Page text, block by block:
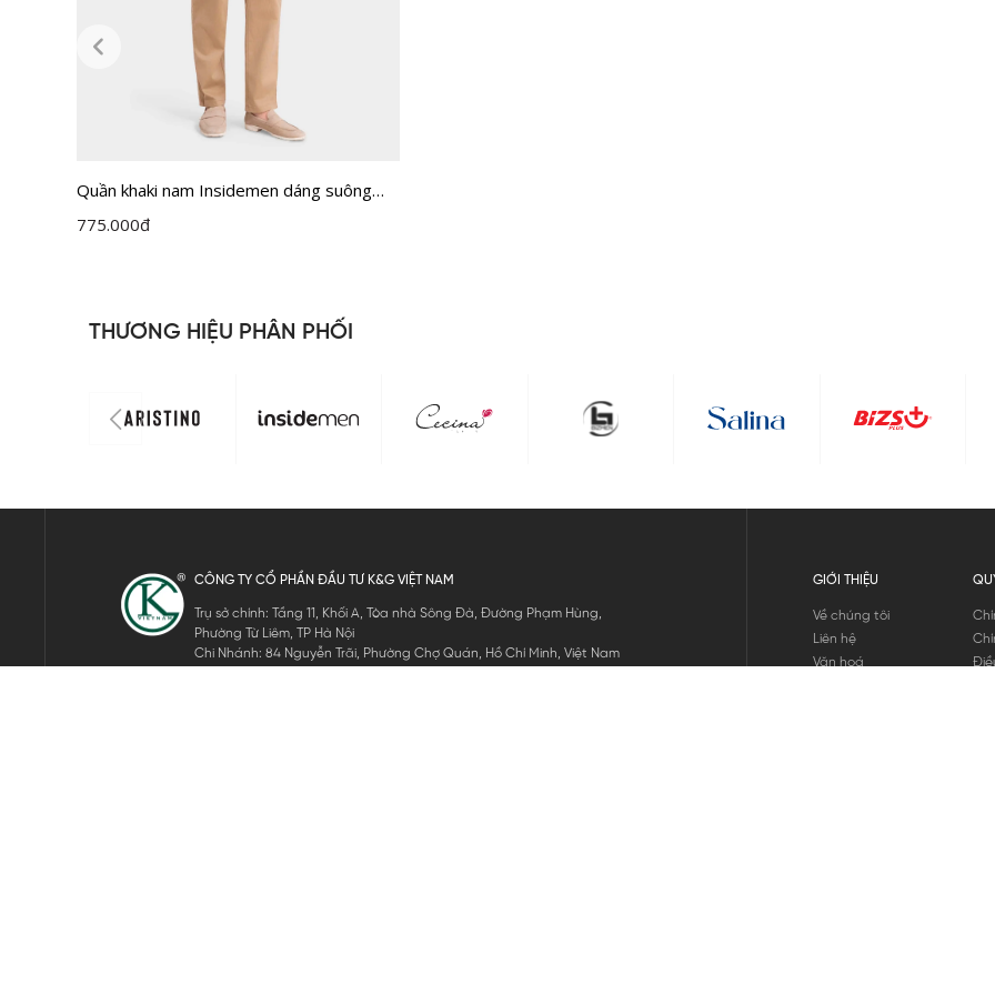
Quần khaki nam Insidemen dáng suông
Classic IKK006M0H0
775.000đ
THƯƠNG HIỆU PHÂN PHỐI
CÔNG TY CỔ PHẦN ĐẦU TƯ K&G VIỆT NAM
Trụ sở chính: Tầng 11, Khối A, Tòa nhà Sông Đà, Đường Phạm Hùng,
Phường Từ Liêm, TP Hà Nội
Chi Nhánh: 84 Nguyễn Trãi, Phường Chợ Quán, Hồ Chí Minh, Việt Nam
GIỚI THIỆU
Về chúng tôi
Liên hệ
Văn hoá